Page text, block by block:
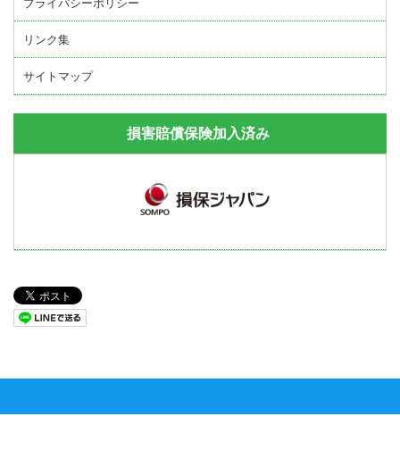
プライバシーポリシー
リンク集
サイトマップ
損害賠償保険加入済み